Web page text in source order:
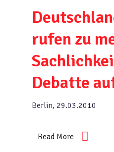
rufen zu
Debatte
Berlin, 29.03.2010
Read More